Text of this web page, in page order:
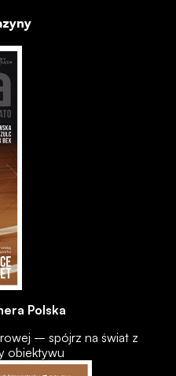
Polska
– spójrz na świat z
obiektywu